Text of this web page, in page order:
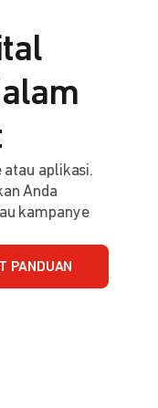
aplikasi.
Anda
kampanye
PANDUAN